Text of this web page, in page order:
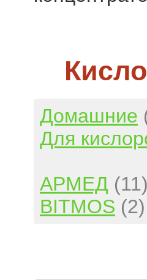
Домашние
Для
АРМЕД
BITMOS (2)